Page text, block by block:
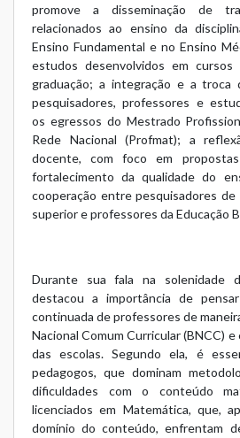
promove a disseminação de
relacionados ao ensino da
Ensino Fundamental e no Ensino
estudos desenvolvidos em
graduação; a integração e a troca
pesquisadores, professores e
os egressos do Mestrado
Rede Nacional (Profmat); a
docente, com foco em
fortalecimento da qualidade do
cooperação entre pesquisadores
superior e professores da Educação
Durante sua fala na solenidade
destacou a importância de
continuada de professores de
Nacional Comum Curricular (BNCC) e
das escolas. Segundo ela, é
pedagogos, que dominam
dificuldades com o conteúdo
licenciados em Matemática, que,
domínio do conteúdo, enfrentam